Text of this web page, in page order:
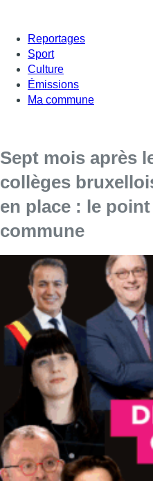
Reportages
Sport
Culture
Émissions
Ma commune
Sept mois après
collèges
en place : le
commune